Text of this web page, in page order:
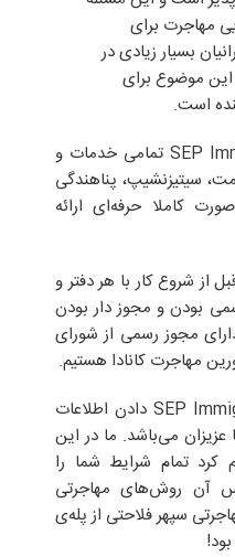
مهاجرت برای
بسیار زیادی در
موضوع برای
است.
در سازمان مهاجرتی SEP Immigration تمامی خدمات و
سیتیزنشیپ، پناهندگی
کاملا حرفه‌ای ارائه
از شروع کار با هر دفتر و
بودن و مجوز دار بودن
مجوز رسمی از شورای
مهاجرت کانادا هستیم.
تمامی سعی ما در تیم SEP Immigration دادن اطلاعات
می‌باشد. ما در این
کرد تمام شرایط شما را
آن روش‌های مهاجرتی
سپهر فلاحتی از پله‌ی